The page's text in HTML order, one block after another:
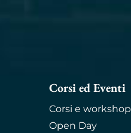
Corsi ed Eventi
Corsi e workshop
Open Day